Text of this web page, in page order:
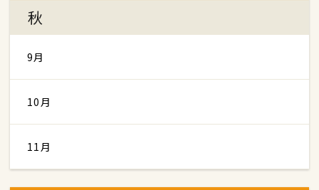
秋
9月
10月
11月